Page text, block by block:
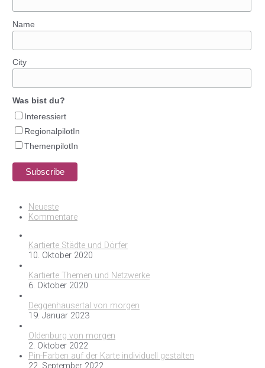
Name
City
Was bist du?
Interessiert
RegionalpilotIn
ThemenpilotIn
Neueste
Kommentare
Kartierte Städte und Dörfer
10. Oktober 2020
Kartierte Themen und Netzwerke
6. Oktober 2020
Deggenhausertal von morgen
19. Januar 2023
Oldenburg von morgen
2. Oktober 2022
Pin-Farben auf der Karte individuell gestalten